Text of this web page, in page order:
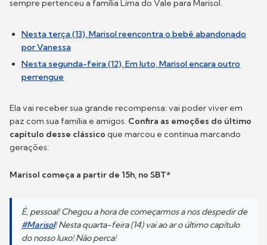
sempre pertenceu a família Lima do Vale para Marisol.
Nesta terça (13), Marisol reencontra o bebê abandonado
por Vanessa
Nesta segunda-feira (12), Em luto, Marisol encara outro
perrengue
Ela vai receber sua grande recompensa: vai poder viver em
paz com sua família e amigos. Confira as emoções do último
capítulo desse clássico que marcou e continua marcando
gerações:
Marisol começa a partir de 15h, no SBT*
É, pessoal! Chegou a hora de começarmos a nos despedir de
#Marisol! Nesta quarta-feira (14) vai ao ar o último capítulo
do nosso luxo! Não perca!